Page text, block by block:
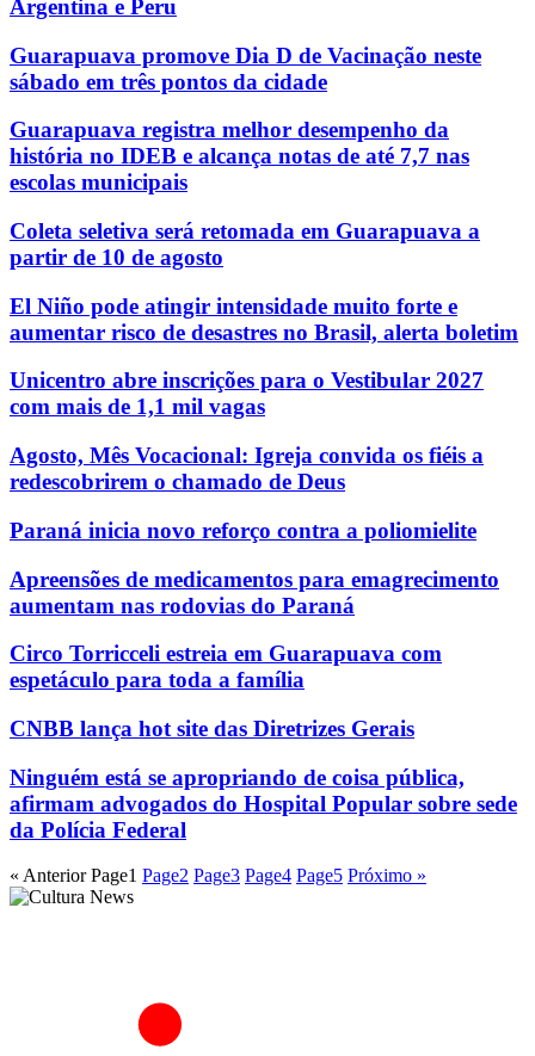
Argentina e Peru
Guarapuava promove Dia D de Vacinação neste
sábado em três pontos da cidade
Guarapuava registra melhor desempenho da
história no IDEB e alcança notas de até 7,7 nas
escolas municipais
Coleta seletiva será retomada em Guarapuava a
partir de 10 de agosto
El Niño pode atingir intensidade muito forte e
aumentar risco de desastres no Brasil, alerta boletim
Unicentro abre inscrições para o Vestibular 2027
com mais de 1,1 mil vagas
Agosto, Mês Vocacional: Igreja convida os fiéis a
redescobrirem o chamado de Deus
Paraná inicia novo reforço contra a poliomielite
Apreensões de medicamentos para emagrecimento
aumentam nas rodovias do Paraná
Circo Torricceli estreia em Guarapuava com
espetáculo para toda a família
CNBB lança hot site das Diretrizes Gerais
Ninguém está se apropriando de coisa pública,
afirmam advogados do Hospital Popular sobre sede
da Polícia Federal
« Anterior Page1 Page2 Page3 Page4 Page5 Próximo »